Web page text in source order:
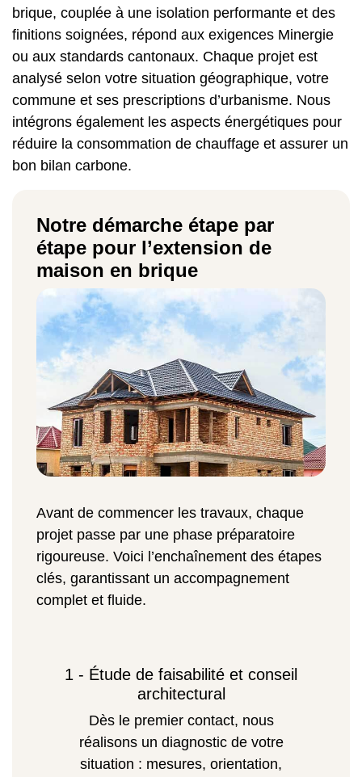
brique, couplée à une isolation performante et des
finitions soignées, répond aux exigences Minergie
ou aux standards cantonaux. Chaque projet est
analysé selon votre situation géographique, votre
commune et ses prescriptions d’urbanisme. Nous
intégrons également les aspects énergétiques pour
réduire la consommation de chauffage et assurer un
bon bilan carbone.
Notre démarche étape par
étape pour l’extension de
maison en brique
Avant de commencer les travaux, chaque
projet passe par une phase préparatoire
rigoureuse. Voici l’enchaînement des étapes
clés, garantissant un accompagnement
complet et fluide.
1 - Étude de faisabilité et conseil
architectural
Dès le premier contact, nous
réalisons un diagnostic de votre
situation : mesures, orientation,